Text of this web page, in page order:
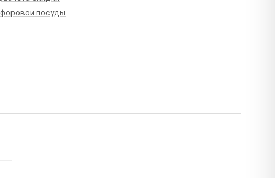
посуды